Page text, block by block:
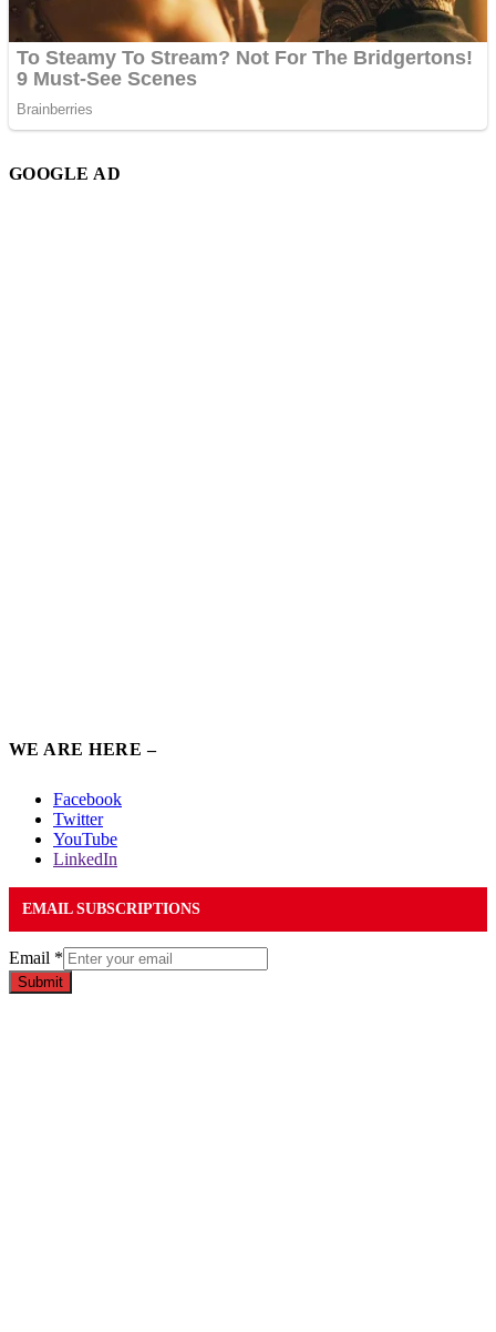
GOOGLE AD
WE ARE HERE –
Facebook
Twitter
YouTube
LinkedIn
EMAIL SUBSCRIPTIONS
Email *
Submit